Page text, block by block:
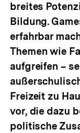
breites
Bildung.
erfahrbar
Themen wie
aufgreifen –
Freizeit zu
vor, die dazu
politische